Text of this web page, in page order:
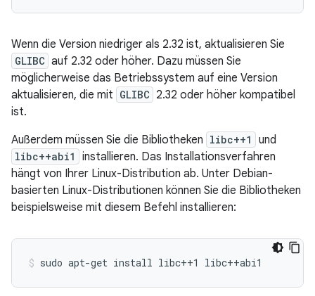
Wenn die Version niedriger als 2.32 ist, aktualisieren Sie
GLIBC auf 2.32 oder höher. Dazu müssen Sie
möglicherweise das Betriebssystem auf eine Version
aktualisieren, die mit GLIBC 2.32 oder höher kompatibel
ist.
Außerdem müssen Sie die Bibliotheken libc++1 und
libc++abi1
installieren. Das Installationsverfahren
hängt von Ihrer Linux-Distribution ab. Unter Debian-
basierten Linux-Distributionen können Sie die Bibliotheken
beispielsweise mit diesem Befehl installieren:
sudo apt-get install libc++1 libc++abi1